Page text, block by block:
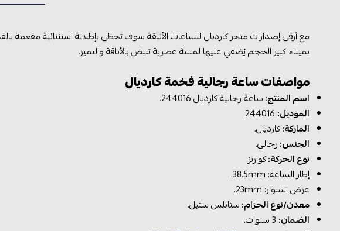
مع أرقى إصدارات متجر كارديال للساعات الأنيقة سوف تحظى بإطلالة استثنائية مفعمة
بميناء كبير الحجم يُضفي عليها لمسة عصرية تنبض بالأناقة والتميز.
مواصفات ساعة رجالية فخمة كارديال
اسم المنتج: ساعة رجالية كارديال 244016.
الموديل:
الماركة: كارديال.
الجنس:رجالي.
نوع الحركة:كوارتز.
إطار الساعة: 38.5mm.
عرض السوار: 23mm.
معدن/نوع الحزام:ستانلس ستيل.
الضمان: